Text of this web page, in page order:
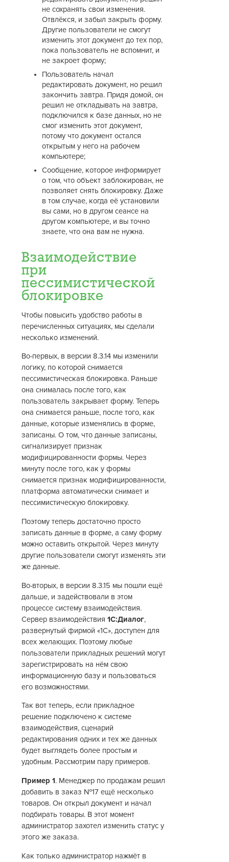
не сохранять свои изменения.
Отвлёкся, и забыл закрыть форму.
Другие пользователи не смогут
изменить этот документ до тех пор,
пока пользователь не вспомнит, и
не закроет форму;
Пользователь начал
редактировать документ, но решил
закончить завтра. Придя домой, он
решил не откладывать на завтра,
подключился к базе данных, но не
смог изменить этот документ,
потому что документ остался
открытым у него на рабочем
компьютере;
Сообщение, которое информирует
о том, что объект заблокирован, не
позволяет снять блокировку. Даже
в том случае, когда её установили
вы сами, но в другом сеансе на
другом компьютере, и вы точно
знаете, что она вам не нужна.
Взаимодействие
при
пессимистической
блокировке
Чтобы повысить удобство работы в
перечисленных ситуациях, мы сделали
несколько изменений.
Во-первых, в версии 8.3.14 мы изменили
логику, по которой снимается
пессимистическая блокировка. Раньше
она снималась после того, как
пользователь закрывает форму. Теперь
она снимается раньше, после того, как
данные, которые изменялись в форме,
записаны. О том, что данные записаны,
сигнализирует признак
модифицированности формы. Через
минуту после того, как у формы
снимается признак модифицированности,
платформа автоматически снимает и
пессимистическую блокировку.
Поэтому теперь достаточно просто
записать данные в форме, а саму форму
можно оставить открытой. Через минуту
другие пользователи смогут изменять эти
же данные.
Во-вторых, в версии 8.3.15 мы пошли ещё
дальше, и задействовали в этом
процессе систему взаимодействия.
Сервер взаимодействия1С:Диалог,
развернутый фирмой «1С», доступен для
всех желающих. Поэтому любые
пользователи прикладных решений могут
зарегистрировать на нём свою
информационную базу и пользоваться
его возможностями.
Так вот теперь, если прикладное
решение подключено к системе
взаимодействия, сценарий
редактирования одних и тех же данных
будет выглядеть более простым и
удобным. Рассмотрим пару примеров.
Пример 1. Менеджер по продажам решил
добавить в заказ №17 ещё несколько
товаров. Он открыл документ и начал
подбирать товары. В этот момент
администратор захотел изменить статус у
этого же заказа.
Как только администратор нажмёт в